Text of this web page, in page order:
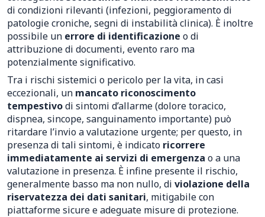
di condizioni rilevanti (infezioni, peggioramento di
patologie croniche, segni di instabilità clinica). È inoltre
possibile un errore di identificazione o di
attribuzione di documenti, evento raro ma
potenzialmente significativo.
Tra i rischi sistemici o pericolo per la vita, in casi
eccezionali, un mancato riconoscimento
tempestivodi sintomi d’allarme (dolore toracico,
dispnea, sincope, sanguinamento importante) può
ritardare l’invio a valutazione urgente; per questo, in
presenza di tali sintomi, è indicato ricorrere
immediatamente ai servizi di emergenza o a una
valutazione in presenza. È infine presente il rischio,
generalmente basso ma non nullo, di violazione della
riservatezza dei dati sanitari, mitigabile con
piattaforme sicure e adeguate misure di protezione.